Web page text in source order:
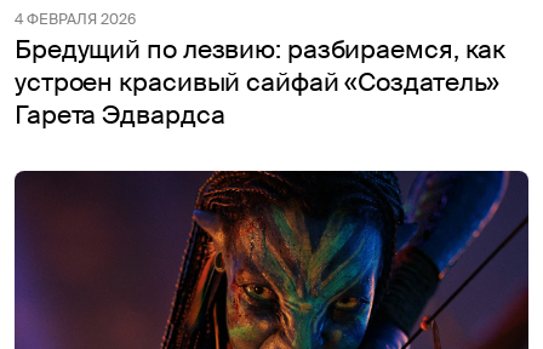
4 ФЕВРАЛЯ 2026
Бредущий по лезвию: разбираемся, как
устроен красивый сайфай «Создатель»
Гарета Эдвардса